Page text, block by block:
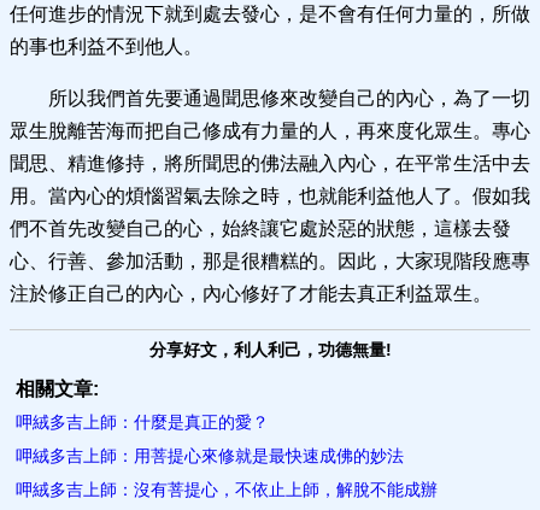
任何進步的情況下就到處去發心，是不會有任何力量的，所做
的事也利益不到他人。
所以我們首先要通過聞思修來改變自己的內心，為了一切
眾生脫離苦海而把自己修成有力量的人，再來度化眾生。專心
聞思、精進修持，將所聞思的佛法融入內心，在平常生活中去
用。當內心的煩惱習氣去除之時，也就能利益他人了。假如我
們不首先改變自己的心，始終讓它處於惡的狀態，這樣去發
心、行善、參加活動，那是很糟糕的。因此，大家現階段應專
注於修正自己的內心，內心修好了才能去真正利益眾生。
分享好文，利人利己，功德無量!
相關文章:
呷絨多吉上師：什麼是真正的愛？
呷絨多吉上師：用菩提心來修就是最快速成佛的妙法
呷絨多吉上師：沒有菩提心，不依止上師，解脫不能成辦